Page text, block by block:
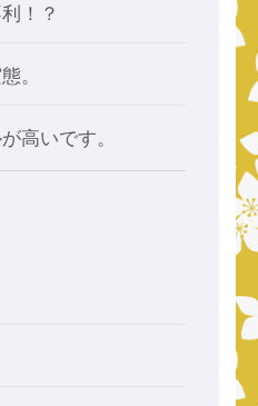
！？
。
高いです。